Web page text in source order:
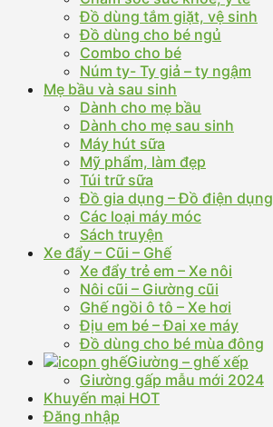
Đồ dùng tắm giặt, vệ sinh
Đồ dùng cho bé ngủ
Combo cho bé
Núm ty- Ty giả – ty ngậm
Mẹ bầu và sau sinh
Dành cho mẹ bầu
Dành cho mẹ sau sinh
Máy hút sữa
Mỹ phẩm, làm đẹp
Túi trữ sữa
Đồ gia dụng – Đồ điện dụng
Các loại máy móc
Sách truyện
Xe đẩy – Cũi – Ghế
Xe đẩy trẻ em – Xe nôi
Nôi cũi – Giường cũi
Ghế ngồi ô tô – Xe hơi
Địu em bé – Đai xe máy
Đồ dùng cho bé mùa đông
Giường – ghế xếp
Giường gấp mẫu mới 2024
Khuyến mại HOT
Đăng nhập